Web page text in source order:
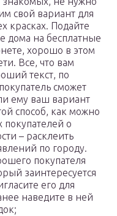
свой вариант для
красках. Подайте
дома на бесплатные
хорошо в этом
Все, что вам
текст, по
сможет
ему ваш вариант
способ, как можно
покупателей о
– расклеить
по городу.
покупателя
заинтересуется
его для
наведите в ней